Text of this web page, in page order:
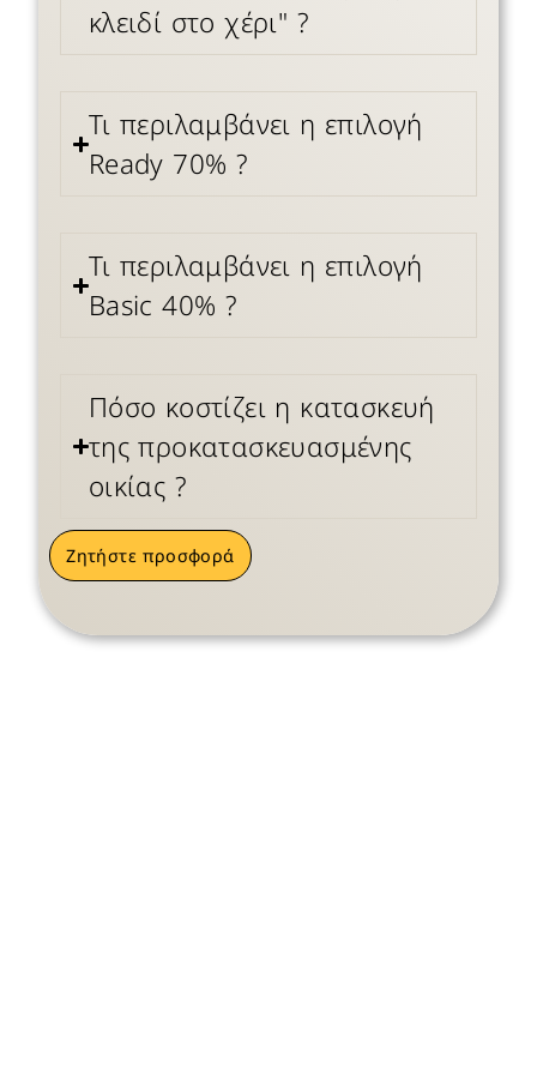
κλειδί στο χέρι" ?
Τι περιλαμβάνει η επιλογή
Ready 70% ?
Τι περιλαμβάνει η επιλογή
Basic 40% ?
Πόσο κοστίζει η κατασκευή
της προκατασκευασμένης
οικίας ?
Ζητήστε προσφορά